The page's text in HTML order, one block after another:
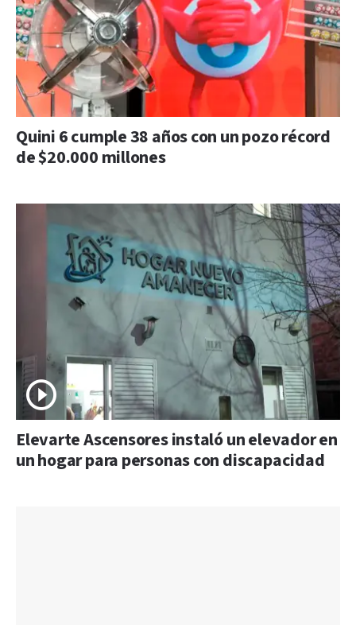
Quini 6 cumple 38 años con un pozo récord
de $20.000 millones
Elevarte Ascensores instaló un elevador en
un hogar para personas con discapacidad